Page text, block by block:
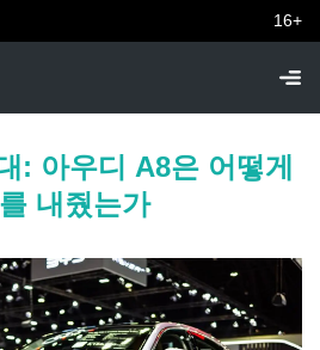
16+
: 아우디 A8은 어떻게
내줬는가